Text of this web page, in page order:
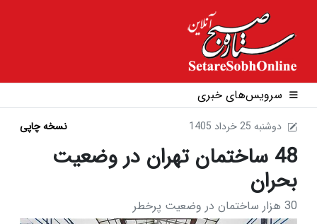
سرویس‌های خبری
1405 دوشنبه 25 خرداد نسخه چاپی
48 ساختمان تهران در وضعیت
بحران
30 هزار ساختمان در وضعیت پرخطر